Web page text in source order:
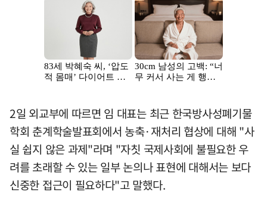
2일 외교부에 따르면 임 대표는 최근 한국방사성폐기물
학회 춘계학술발표회에서 농축·재처리 협상에 대해 "사
실 쉽지 않은 과제"라며 "자칫 국제사회에 불필요한 우
려를 초래할 수 있는 일부 논의나 표현에 대해서는 보다
신중한 접근이 필요하다"고 말했다.